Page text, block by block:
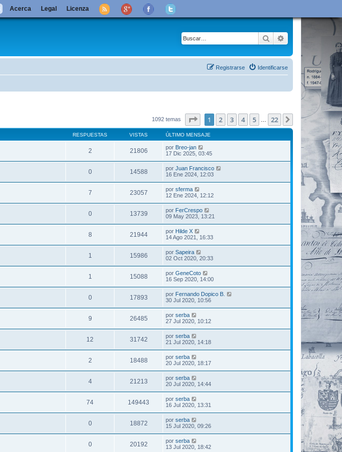
Buscar Búsqueda
Identificarse
Registrarse
1092 temas Página1 de 22
1 2 3 4 5 22 Siguiente
RESPUESTAS VISTAS ÚLTIMO MENSAJE
2 21806 por Breo-jan
17 Dic 2025, 03:45
0 14588 por Juan Francisco
16 Ene 2024, 12:03
7 23057 por sferma
12 Ene 2024, 12:12
0 13739 por FerCrespo
09 May 2023, 13:21
8 21944 por Hilde X
14 Ago 2021, 16:33
1 15986 por Sapeira
02 Oct 2020, 20:33
1 15088 por GeneCoto
16 Sep 2020, 14:00
0 17893 por Fernando Dopico B.
30 Jul 2020, 10:56
9 26485 por serba
27 Jul 2020, 10:12
12 31742 por serba
21 Jul 2020, 14:18
2 18488 por serba
20 Jul 2020, 18:17
4 21213 por serba
20 Jul 2020, 14:44
74 149443 por serba
16 Jul 2020, 13:31
0 18872 por serba
15 Jul 2020, 09:26
0 20192 por serba
13 Jul 2020, 18:42
Acerca Legal Licenza